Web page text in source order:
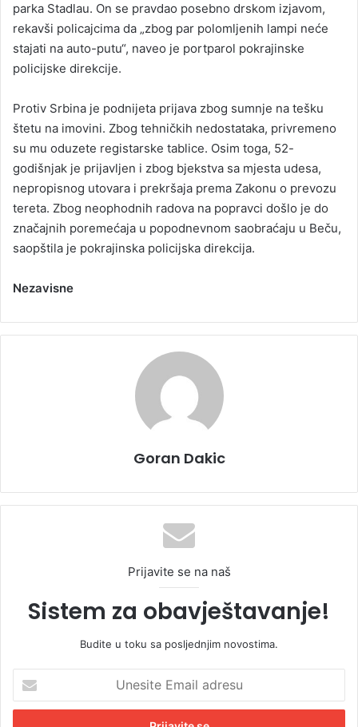
parka Stadlau. On se pravdao posebno drskom izjavom,
rekavši policajcima da „zbog par polomljenih lampi neće
stajati na auto-putu“, naveo je portparol pokrajinske
policijske direkcije.
Protiv Srbina je podnijeta prijava zbog sumnje na tešku
štetu na imovini. Zbog tehničkih nedostataka, privremeno
su mu oduzete registarske tablice. Osim toga, 52-
godišnjak je prijavljen i zbog bjekstva sa mjesta udesa,
nepropisnog utovara i prekršaja prema Zakonu o prevozu
tereta. Zbog neophodnih radova na popravci došlo je do
značajnih poremećaja u popodnevnom saobraćaju u Beču,
saopštila je pokrajinska policijska direkcija.
Nezavisne
Goran Dakic
Prijavite se na naš
Sistem za obavještavanje!
Budite u toku sa posljednjim novostima.
e